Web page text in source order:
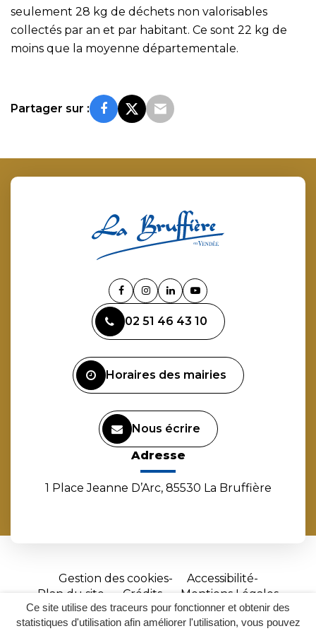
Ce site utilise des traceurs pour fonctionner et obtenir des
statistiques d'utilisation afin améliorer l'utilisation, vous pouvez
seulement 28 kg de déchets non valorisables
collectés par an et par habitant. Ce sont 22 kg de
moins que la moyenne départementale.
Partager sur :
Lien
vers
le
compte
Lien
le
compte
Lien
le
compte
Lien
la
chaîne
02 51 46 43 10
Horaires des mairies
Nous écrire
Adresse
1 Place Jeanne D’Arc, 85530 La Bruffière
Gestion des cookies
Accessibilité
Plan du site
Crédits
Mentions Légales
Site